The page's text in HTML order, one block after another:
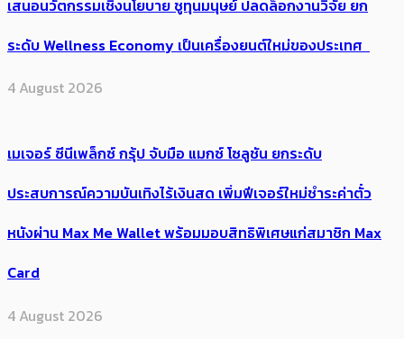
เสนอนวัตกรรมเชิงนโยบาย ชูทุนมนุษย์ ปลดล็อกงานวิจัย ยก
ระดับ Wellness Economy เป็นเครื่องยนต์ใหม่ของประเทศ
4 August 2026
เมเจอร์ ซีนีเพล็กซ์ กรุ้ป จับมือ แมกซ์ โซลูชัน ยกระดับ
ประสบการณ์ความบันเทิงไร้เงินสด เพิ่มฟีเจอร์ใหม่ชำระค่าตั๋ว
หนังผ่าน Max Me Wallet พร้อมมอบสิทธิพิเศษแก่สมาชิก Max
Card
4 August 2026